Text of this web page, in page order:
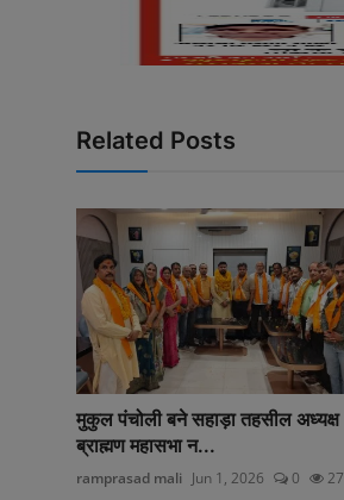
Related Posts
मुकुल पंचोली बने सहाड़ा तहसील अध्यक्ष
ब्राह्मण महासभा न...
ramprasad mali Jun 1, 2026 0 27